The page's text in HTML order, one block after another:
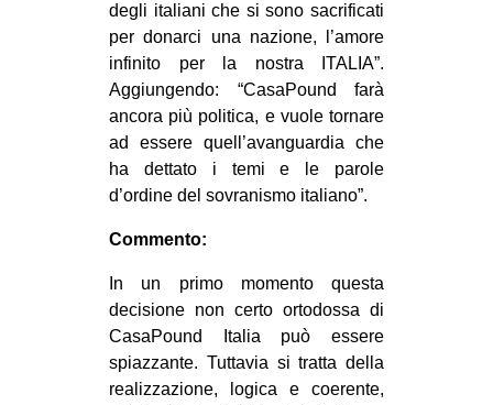
degli italiani che si sono sacrificati
per donarci una nazione, l’amore
infinito per la nostra ITALIA”.
Aggiungendo: “CasaPound farà
ancora più politica, e vuole tornare
ad essere quell’avanguardia che
ha dettato i temi e le parole
d’ordine del sovranismo italiano”.
Commento:
In un primo momento questa
decisione non certo ortodossa di
CasaPound Italia può essere
spiazzante. Tuttavia si tratta della
realizzazione, logica e coerente,